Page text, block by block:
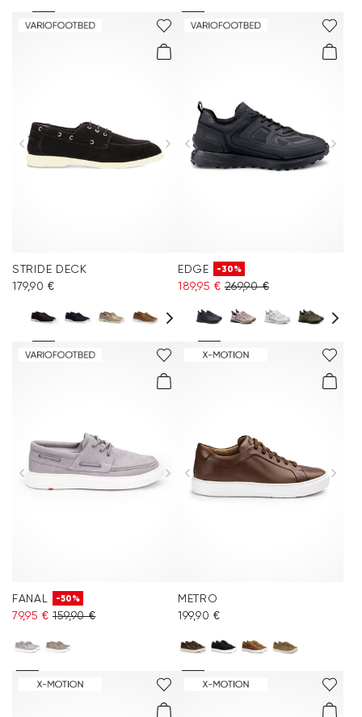
STRIDE DECK
179,90 €
EDGE -30%
189,95 € 269,90 €
FANAL -50%
79,95 € 159,90 €
METRO
199,90 €